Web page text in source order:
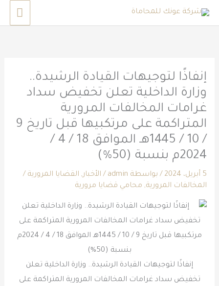
تخطي
إنفاذًا لتوجيهات القيادة الرشيدة..
وزارة الداخلية تعلن تخفيض سداد
غرامات المخالفات المرورية
المتراكمة على مرتكبيها قبل تاريخ 9
/ 10 / 1445هـ الموافق 18 / 4 /
2024م بنسبة (50%)
5 أبريل، 2024 / بواسطة admin
/ الأخبار, القضايا المرورية /
المخالفات المرورية, محامي قضايا مرورية
إنفاذًا لتوجيهات القيادة الرشيدة.. وزارة الداخلية تعلن
تخفيض سداد غرامات المخالفات المرورية المتراكمة على